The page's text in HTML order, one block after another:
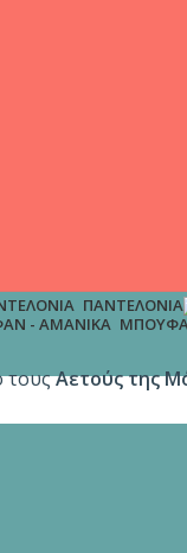
ΠΑΝΤΕΛΌΝΙΑ
τουςΑετούς της